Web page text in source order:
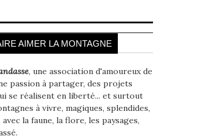
AIMER LA MONTAGNE
, une association d'amoureux de
passion à partager, des projets
se réalisent en liberté... et surtout
à vivre, magiques, splendides,
la faune, la flore, les paysages,